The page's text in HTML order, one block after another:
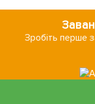
Зробіть перше